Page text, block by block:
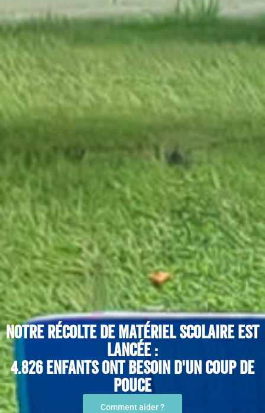
Notre récolte de matériel scolaire est
lancée :
4.826 enfants ont besoin d'un coup de
pouce
Comment aider ?